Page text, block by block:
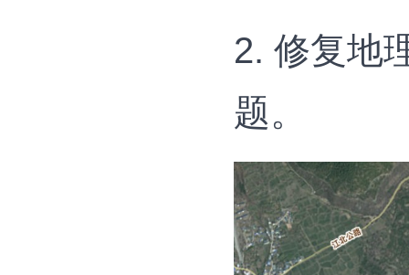
2. 修复地
题。